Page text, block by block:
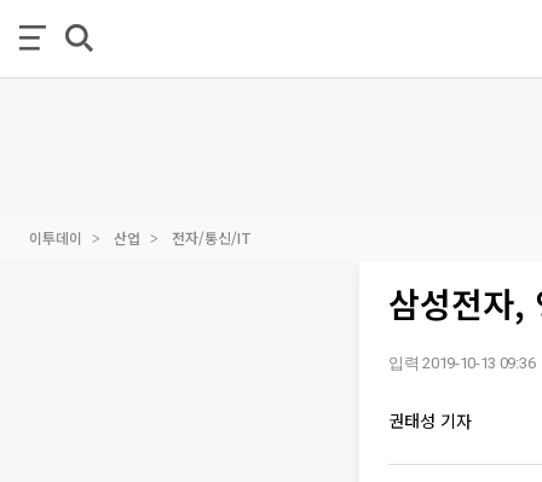
이투데이 산업 전자/통신/IT
삼성전자,
입력 2019-10-13 09:36
권태성 기자